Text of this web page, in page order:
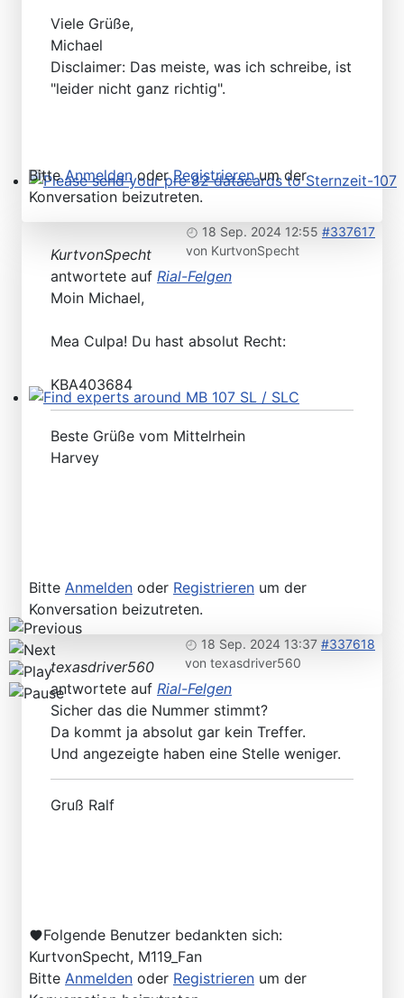
Please send your pre 82 datacards to Sternzeit-107
Viele Grüße,
Michael
Disclaimer: Das meiste, was ich schreibe, ist
"leider nicht ganz richtig".
BitteAnmeldenoderRegistrierenum der
Konversation beizutreten.
18 Sep. 2024 12:55 #337617
von KurtvonSpecht
KurtvonSpecht
antwortete auf Rial-Felgen
Moin Michael,
Mea Culpa! Du hast absolut Recht:
KBA403684
Beste Grüße vom Mittelrhein
Harvey
Bitte Anmelden oder Registrieren um der
Konversation beizutreten.
18 Sep. 2024 13:37 #337618
von texasdriver560
texasdriver560
antwortete auf Rial-Felgen
Sicher das die Nummer stimmt?
Da kommt ja absolut gar kein Treffer.
Und angezeigte haben eine Stelle weniger.
Gruß Ralf
Folgende Benutzer bedankten sich:
KurtvonSpecht, M119_Fan
Bitte Anmelden oder Registrieren um der